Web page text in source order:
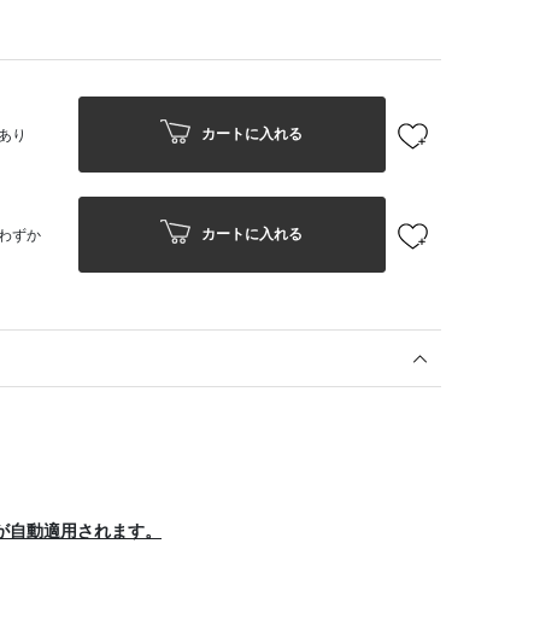
り カートに入れる
ずか カートに入れる
動適用されます。